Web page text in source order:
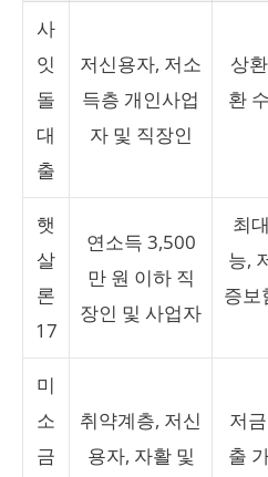
사
잇
돌
대
출
저신용자, 저소
득층 개인사업
자 및 직장인
상
환
햇
살
론
17
연소득 3,500
만 원 이하 직
장인 및 사업자
최
능,
증보
미
소
금
취약계층, 저신
용자, 자활 및
저
출